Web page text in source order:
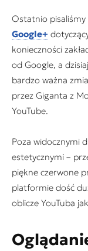
Ostatnio pisaliśmy
Google+
konieczności
od Google, a
bardzo ważna
przez Giganta z
YouTube.
Poza widocznymi
estetycznymi –
piękne czerwone
platformie dość
oblicze YouTuba